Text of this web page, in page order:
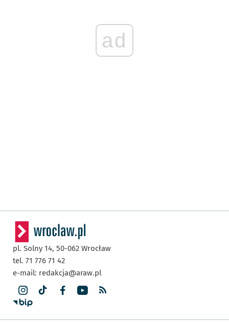
ad
pl. Solny 14, 50-062 Wrocław
tel. 71 776 71 42
e-mail: redakcja@araw.pl